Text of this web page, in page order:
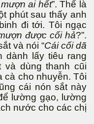
ai hết”. Thế là
phút sau thấy anh
đi tới. Tôi ngạc
được cối hả?”.
và nói “Cái cối dã
dành lấy tiêu rang
và dùng thanh cũi
cà cho nhuyễn. Tôi
cái nón sắt này
lường gạo, lường
nước cho các chị